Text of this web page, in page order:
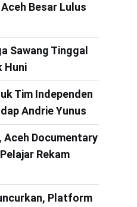
Besar Lulus
Sawang Tinggal
Huni
Tim Independen
Andrie Yunus
Aceh Documentary
Rekam
Platform